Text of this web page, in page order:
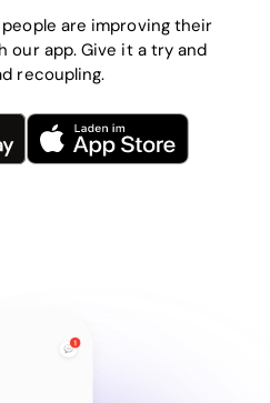
are improving their
our app. Give it a try and
recoupling.